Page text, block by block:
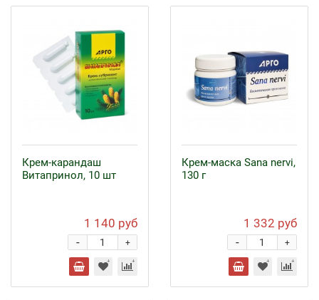
Крем-карандаш
Витапринол, 10 шт
1 140 руб
+
-
Крем-маска Sana nervi,
130 г
1 332 руб
+
-